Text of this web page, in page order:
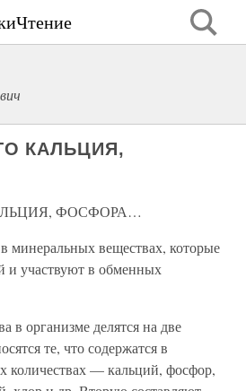
КАЛЬЦИЯ,
ФОСФОРА…
минеральных веществах, которые
и участвуют в обменных
в организме делятся на две
те, что содержатся в
количествах — кальций, фосфор,